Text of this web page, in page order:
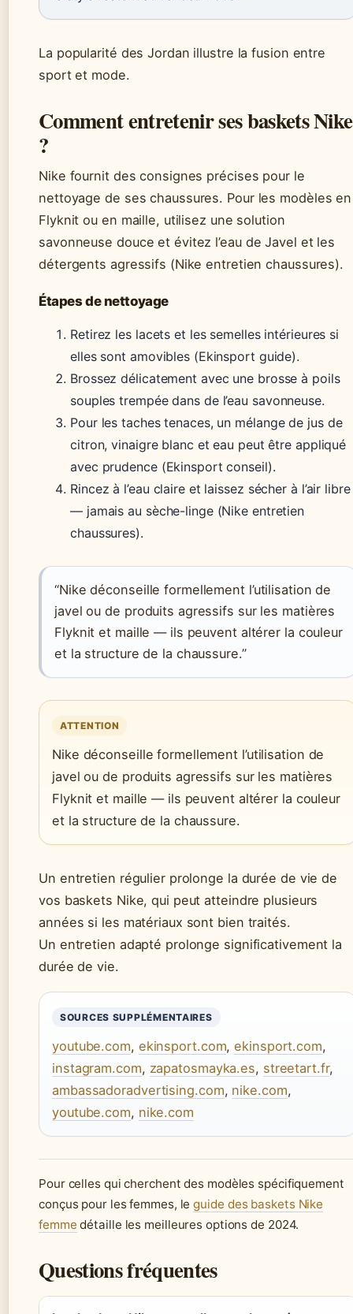
La popularité des Jordan illustre la fusion entre
sport et mode.
Comment entretenir ses baskets Nike
?
Nike fournit des consignes précises pour le
nettoyage de ses chaussures. Pour les modèles en
Flyknit ou en maille, utilisez une solution
savonneuse douce et évitez l’eau de Javel et les
détergents agressifs (Nike entretien chaussures).
Étapes de nettoyage
Retirez les lacets et les semelles intérieures si
elles sont amovibles (Ekinsport guide).
Brossez délicatement avec une brosse à poils
souples trempée dans de l’eau savonneuse.
Pour les taches tenaces, un mélange de jus de
citron, vinaigre blanc et eau peut être appliqué
avec prudence (Ekinsport conseil).
Rincez à l’eau claire et laissez sécher à l’air libre
— jamais au sèche-linge (Nike entretien
chaussures).
“Nike déconseille formellement l’utilisation de
javel ou de produits agressifs sur les matières
Flyknit et maille — ils peuvent altérer la couleur
et la structure de la chaussure.”
ATTENTION
Nike déconseille formellement l’utilisation de
javel ou de produits agressifs sur les matières
Flyknit et maille — ils peuvent altérer la couleur
et la structure de la chaussure.
Un entretien régulier prolonge la durée de vie de
vos baskets Nike, qui peut atteindre plusieurs
années si les matériaux sont bien traités.
Un entretien adapté prolonge significativement la
durée de vie.
SOURCES SUPPLÉMENTAIRES
youtube.com, ekinsport.com,ekinsport.com,
instagram.com, zapatosmayka.es, streetart.fr,
ambassadoradvertising.com, nike.com,
youtube.com, nike.com
Pour celles qui cherchent des modèles spécifiquement
conçus pour les femmes, leguide des baskets Nike
femme détaille les meilleures options de 2024.
Questions fréquentes